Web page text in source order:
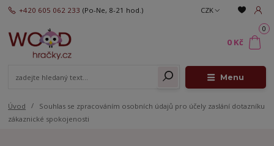
Menu
CZK
+420 605 062 233 (Po-Ne, 8-21 hod.)
0
0 Kč
Úvod
Souhlas se zpracováním osobních údajů pro účely zaslání dotazníku
zákaznické spokojenosti